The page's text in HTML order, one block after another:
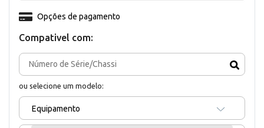
Compativel com:
ou selecione um modelo:
Equipamento
Opções de pagamento